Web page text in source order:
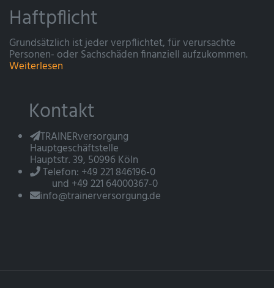
Haftpflicht
Grundsätzlich ist jeder verpflichtet, für verursachte
Personen- oder Sachschäden finanziell aufzukommen.
Weiterlesen
Kontakt
TRAINERversorgung
Hauptgeschäftstelle
Hauptstr. 39, 50996 Köln
Telefon: +49 221 846196-0
und +49 221 64000367-0
info@trainerversorgung.de